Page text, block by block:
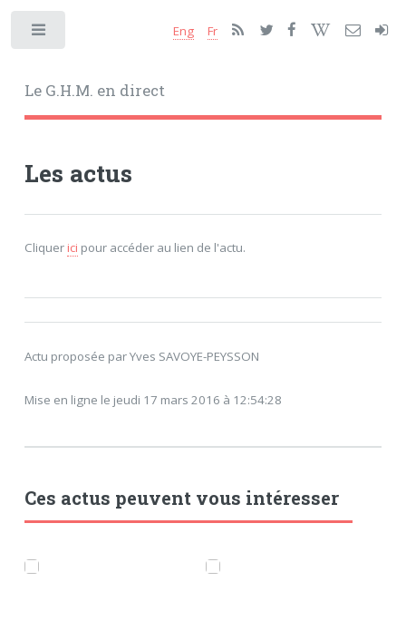
Le G.H.M. en direct
Eng Fr
Les actus
Cliquerici pour accéder au lien de l'actu.
Actu proposée par Yves SAVOYE-PEYSSON
Mise en ligne le jeudi 17 mars 2016 à 12:54:28
Ces actus peuvent vous intéresser